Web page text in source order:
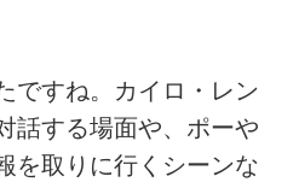
ですね。カイロ・レン
話する場面や、ポーや
を取りに行くシーンな